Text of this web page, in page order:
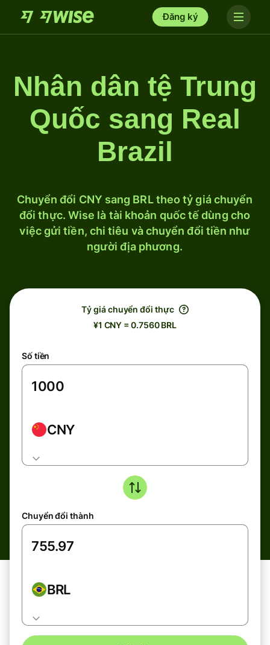
Đăng ký
Nhân dân tệ Trung
Quốc sang Real
Brazil
Chuyển đổi CNY sang BRL theo tỷ giá chuyển
đổi thực. Wise là tài khoản quốc tế dùng cho
việc gửi tiền, chi tiêu và chuyển đổi tiền như
người địa phương.
Tỷ giá chuyển đổi thực
¥1 CNY = 0.7560 BRL
Số tiền
CNY
Chuyển đổi thành
BRL